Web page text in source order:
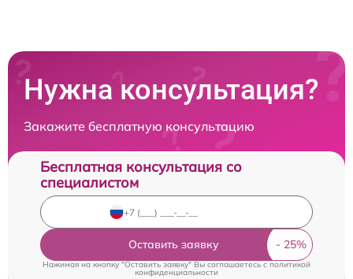
Нужна консультация?
Закажите бесплатную консультацию
Бесплатная консультация со
специалистом
Оставить заявку
Нажимая на кнопку "Оставить заявку" Вы соглашаетесь c политикой
конфиденциальности